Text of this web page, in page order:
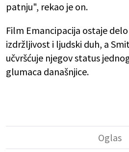
patnju", rekao je on.
Film Emancipacija ostaje
izdržljivost i ljudski duh, a
učvršćuje njegov status
glumaca današnjice.